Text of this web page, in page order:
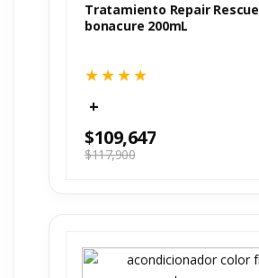
Tratamiento Repair Rescue
bonacure 200mL
$117,900
$109,647